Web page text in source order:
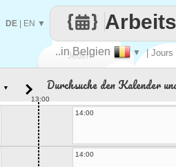
Jeden
..in Belgien ▼ | Jours
DE EN ▼
▼ Durchsuche den Kalender
13:00
14:00
14:00